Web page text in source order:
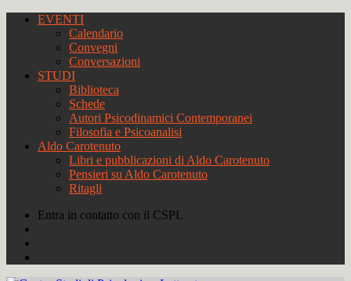
EVENTI
Calendario
Convegni
Conversazioni
STUDI
Biblioteca
Schede
Autori Psicodinamici Contemporanei
Filosofia e Psicoanalisi
Aldo Carotenuto
Libri e pubblicazioni di Aldo Carotenuto
Pensieri su Aldo Carotenuto
Ritagli
Entra in contatto con il CSPL